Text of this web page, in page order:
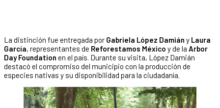
La distinción fue entregada por Gabriela López Damián y Laura
García, representantes de Reforestamos México y de la Arbor
Day Foundation en el país. Durante su visita, López Damián
destacó el compromiso del municipio con la producción de
especies nativas y su disponibilidad para la ciudadanía.